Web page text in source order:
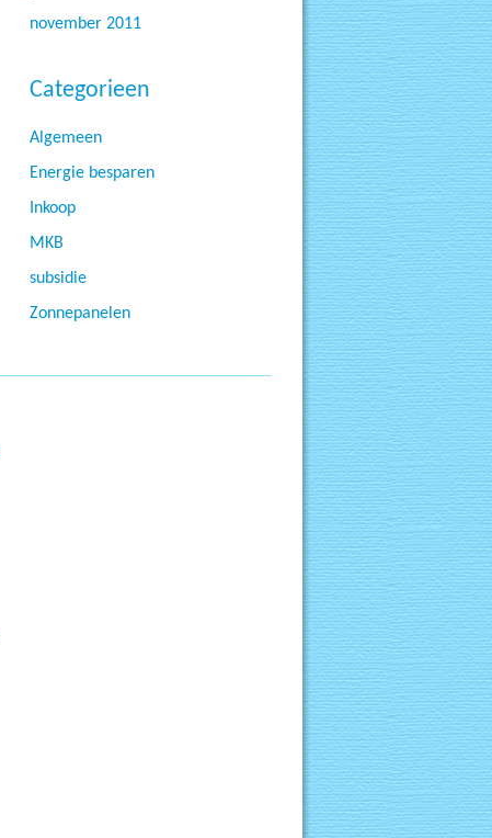
november 2011
Categorieen
Algemeen
Energie besparen
Inkoop
MKB
subsidie
Zonnepanelen